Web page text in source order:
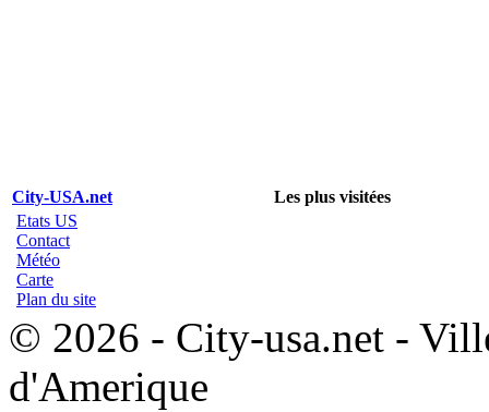
City-USA.net
Les plus visitées
Etats US
Contact
Météo
Carte
Plan du site
© 2026 - City-usa.net -
d'Amerique